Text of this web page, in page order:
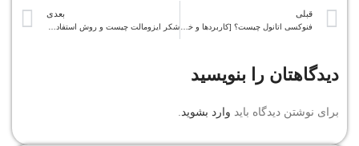
قبلی
فنوکسی اتانول چیست؟ [کاربردها و خواص]
بعدی
شکر ایزومالت چیست و روش استفاده آن چگونه است
دیدگاهتان را بنویسید
برای نوشتن دیدگاه باید وارد بشوید.